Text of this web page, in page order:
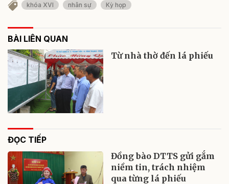
khóa XVI nhân sự Kỳ họp
BÀI LIÊN QUAN
Từ nhà thờ đến lá phiếu
ĐỌC TIẾP
Đồng bào DTTS gửi gắm
niềm tin, trách nhiệm
qua từng lá phiếu